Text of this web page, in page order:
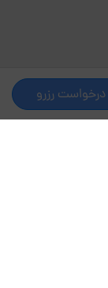
درخواست رزرو